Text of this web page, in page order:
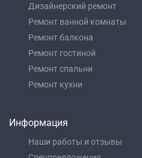
Дизайнерский ремонт
Ремонт ванной комнаты
Ремонт балкона
Ремонт гостиной
Ремонт спальни
Ремонт кухни
Информация
Наши работы и отзывы